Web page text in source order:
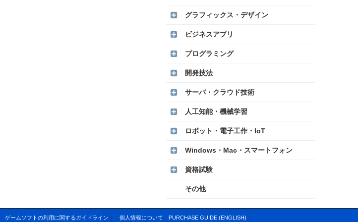
グラフィックス・デザイン
ビジネスアプリ
プログラミング
開発技法
サーバ・クラウド技術
人工知能・機械学習
ロボット・電子工作・IoT
Windows・Mac・スマートフォン
資格試験
その他
ゲームソフトの利用に関するガイドライン ｜ 個人情報について PURCHASE GUIDE (ENGLISH) ｜